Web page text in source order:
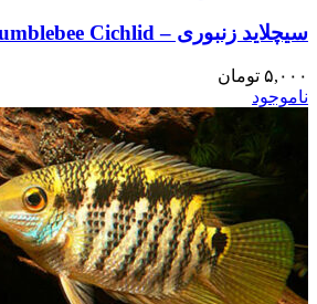
سیچلاید زنبوری – Bumblebee Cichlid
۵,۰۰۰ تومان
ناموجود